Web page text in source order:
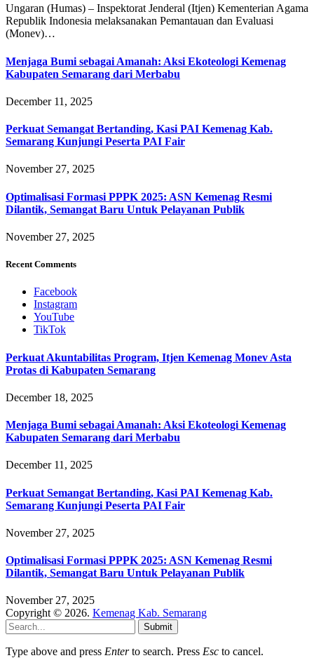
Ungaran (Humas) – Inspektorat Jenderal (Itjen) Kementerian Agama
Republik Indonesia melaksanakan Pemantauan dan Evaluasi
(Monev)…
Menjaga Bumi sebagai Amanah: Aksi Ekoteologi Kemenag
Kabupaten Semarang dari Merbabu
December 11, 2025
Perkuat Semangat Bertanding, Kasi PAI Kemenag Kab.
Semarang Kunjungi Peserta PAI Fair
November 27, 2025
Optimalisasi Formasi PPPK 2025: ASN Kemenag Resmi
Dilantik, Semangat Baru Untuk Pelayanan Publik
November 27, 2025
Recent Comments
Facebook
Instagram
YouTube
TikTok
Perkuat Akuntabilitas Program, Itjen Kemenag Monev Asta
Protas di Kabupaten Semarang
December 18, 2025
Menjaga Bumi sebagai Amanah: Aksi Ekoteologi Kemenag
Kabupaten Semarang dari Merbabu
December 11, 2025
Perkuat Semangat Bertanding, Kasi PAI Kemenag Kab.
Semarang Kunjungi Peserta PAI Fair
November 27, 2025
Optimalisasi Formasi PPPK 2025: ASN Kemenag Resmi
Dilantik, Semangat Baru Untuk Pelayanan Publik
November 27, 2025
Copyright © 2026. Kemenag Kab. Semarang
Submit
Type above and press Enterto search. Press Esc to cancel.